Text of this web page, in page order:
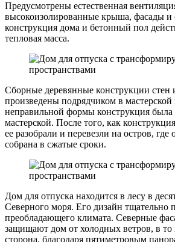
Предусмотрены естественная
высокоизолированные крыша, фасады и
конструкция дома и бетонный пол
тепловая масса.
Сборные деревянные конструкции
произведены подрядчиком в мастерской
неправильной формы конструкция была
мастерской. После того, как
ее разобрали и перевезли на остров, где
собрана в сжатые сроки.
Дом для отпуска находится в лесу в
Северного моря. Его дизайн тщательно
преобладающего климата. Северные
защищают дом от холодных ветров, в
сторона, благодаря пятиметровым